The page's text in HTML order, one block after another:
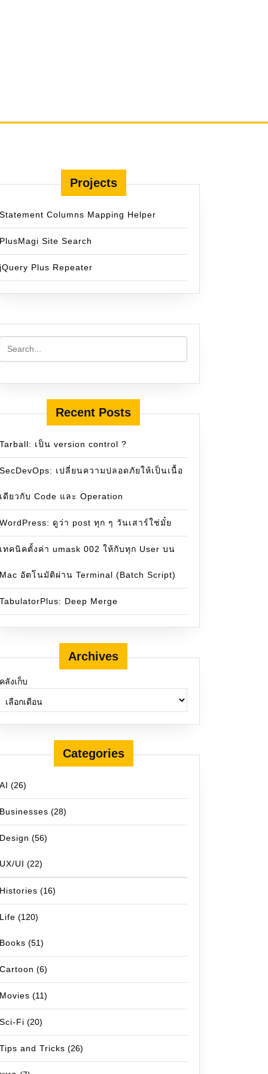
Projects
Statement Columns Mapping Helper
PlusMagi Site Search
jQuery Plus Repeater
Recent Posts
Tarball: เป็น version control ?
SecDevOps: เปลี่ยนความปลอดภัยให้เป็นเนื้อ
เดียวกับ Code และ Operation
WordPress: ดูว่า post ทุก ๆ วันเสาร์ใช่มั๋ย
เทคนิคตั้งค่า umask 002 ให้กับทุก User บน
Mac อัตโนมัติผ่าน Terminal (Batch Script)
TabulatorPlus: Deep Merge
Archives
คลังเก็บ
Categories
AI (26)
Businesses (28)
Design (56)
UX/UI (22)
Histories (16)
Life (120)
Books (51)
Cartoon (6)
Movies (11)
Sci-Fi (20)
Tips and Tricks (26)